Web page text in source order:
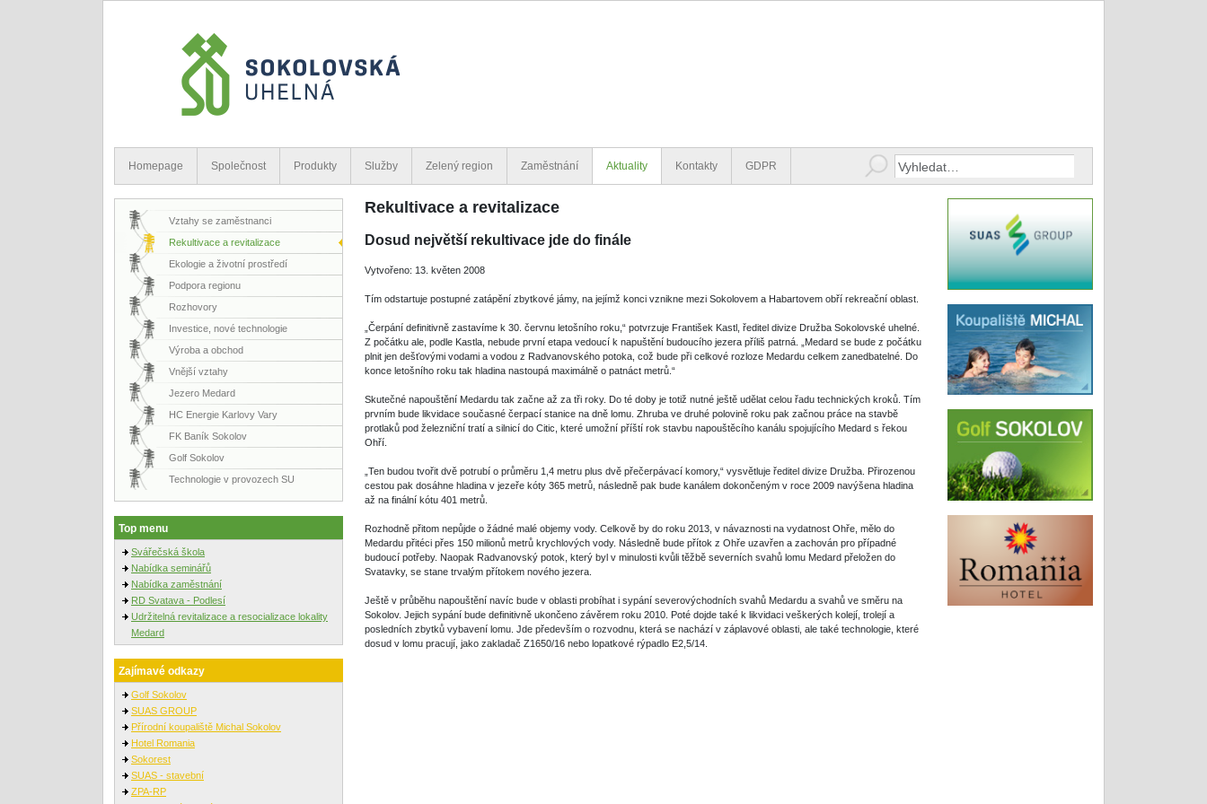
Homepage Společnost Produkty Služby Zelený region Zaměstnání Aktuality Kontakty GDPR
Vztahy se zaměstnanci
Rekultivace a revitalizace
Ekologie a životní prostředí
Podpora regionu
Rozhovory
Investice, nové technologie
Výroba a obchod
Vnější vztahy
Jezero Medard
HC Energie Karlovy Vary
FK Baník Sokolov
Golf Sokolov
Technologie v provozech SU
Top menu
Svářečská škola
Nabídka seminářů
Nabídka zaměstnání
RD Svatava - Podlesí
Udržitelná revitalizace a resocializace lokality
Medard
Zajímavé odkazy
Golf Sokolov
SUAS GROUP
Přírodní koupaliště Michal Sokolov
Hotel Romania
Sokorest
SUAS - stavební
ZPA-RP
Rekultivace a revitalizace
Dosud největší rekultivace jde do finále
Vytvořeno: 13. květen 2008
Tím odstartuje postupné zatápění zbytkové jámy, na jejímž konci vznikne mezi Sokolovem a Habartovem obří rekreační oblast.
„Čerpání definitivně zastavíme k 30. červ­nu letošního roku,“ potvrzuje František Kastl, ředitel divize Družba Sokolovské uhelné.
Z počátku ale, podle Kastla, nebude první etapa vedoucí k napuštění budoucího jezera příliš patrná. „Medard se bude z počátku
plnit jen dešťovými vodami a vodou z Radvanovského potoka, což bude při celkové rozloze Medardu celkem zanedbatelné. Do
konce letošního roku tak hladina nastoupá maximálně o patnáct metrů.“
Skutečné napouštění Medardu tak začne až za tři roky. Do té doby je totiž nutné ještě udělat celou řadu technických kroků. Tím
prvním bude likvidace současné čerpací stanice na dně lomu. Zhruba ve druhé polovině roku pak začnou práce na stavbě
protlaků pod železniční tratí a silnicí do Citic, které umožní příští rok stavbu napouštěcího kanálu spojujícího Medard s řekou
Ohří.
„Ten budou tvořit dvě potrubí o průměru 1,4 metru plus dvě přečerpávací komory,“ vysvětluje ředitel divize Družba. Přirozenou
cestou pak dosáhne hladina v jezeře kóty 365 metrů, následně pak bude kanálem dokončeným v roce 2009 navýšena hladina
až na finální kótu 401 metrů.
Rozhodně přitom nepůjde o žádné malé objemy vody. Celkově by do roku 2013, v návaznosti na vydatnost Ohře, mělo do
Medardu přitéci přes 150 milionů metrů krychlových vody. Následně bude přítok z Ohře uzavřen a zachován pro případné
budoucí potřeby. Naopak Radvanovský potok, který byl v minulosti kvůli těžbě severních svahů lomu Medard přeložen do
Svatavky, se stane trvalým přítokem nového jezera.
Ještě v průběhu napouštění navíc bude v oblasti probíhat i sypání severovýchodních svahů Medardu a svahů ve směru na
Sokolov. Jejich sypání bude definitivně ukončeno závěrem roku 2010. Poté dojde také k likvidaci veškerých kolejí, trolejí a
posledních zbytků vybavení lomu. Jde především o rozvodnu, která se nachází v záplavové oblasti, ale také technologie, které
dosud v lomu pracují, jako zakladač Z1650/16 nebo lopatkové rýpadlo E2,5/14.